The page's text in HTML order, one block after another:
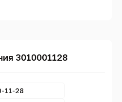
3010001128
11-28